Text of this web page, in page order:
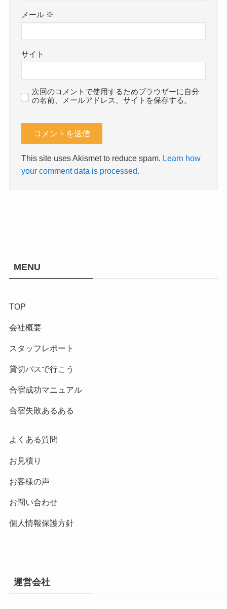
メール ※
サイト
次回のコメントで使用するためブラウザーに自分
の名前、メールアドレス、サイトを保存する。
This site uses Akismet to reduce spam. Learn how
your comment data is processed.
MENU
TOP
会社概要
スタッフレポート
貸切バスで行こう
合宿成功マニュアル
合宿失敗あるある
よくある質問
お見積り
お客様の声
お問い合わせ
個人情報保護方針
運営会社